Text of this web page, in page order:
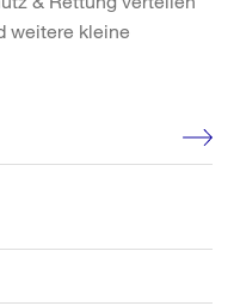
weitere kleine